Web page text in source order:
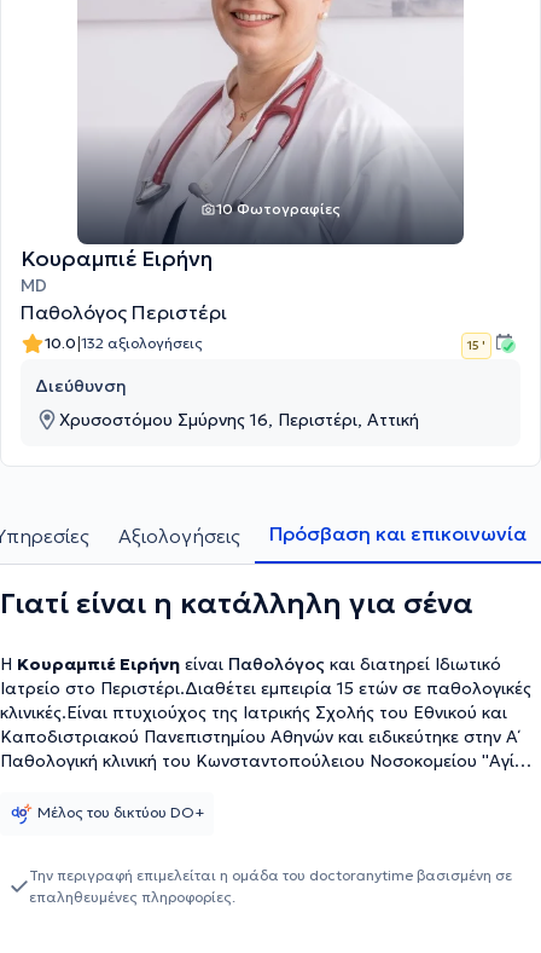
10 Φωτογραφίες
Κουραμπιέ Ειρήνη
MD
Παθολόγος Περιστέρι
10.0|132 αξιολογήσεις 15 '
Διεύθυνση
Χρυσοστόμου Σμύρνης 16, Περιστέρι, Αττική
Αξιολογήσεις Πρόσβαση και επικοινωνία
Γιατί είναι η κατάλληλη για σένα
Η Κουραμπιέ Ειρήνη είναι Παθολόγος και διατηρεί Ιδιωτικό
Ιατρείο στο Περιστέρι.Διαθέτει εμπειρία 15 ετών σε παθολογικές
κλινικές.Είναι πτυχιούχος της Ιατρικής Σχολής του Εθνικού και
Καποδιστριακού Πανεπιστημίου Αθηνών και ειδικεύτηκε στην Α΄
Παθολογική κλινική του Κωνσταντοπούλειου Νοσοκομείου ''Αγία
Παθολογίας το 2017 και εργάστηκε για 2 χρόνια ως Επιμελήτρια
Πολυδύναμης Νοσηλευτικής Μονάδας Ψυχικής Υγείας Αττικής.Έχει
πολυετή εμπειρία στη διαχείριση χρόνιων νοσημάτων,όπως η
Μέλος του δικτύου DO+
Την περιγραφή επιμελείται η ομάδα του doctoranytime βασισμένη σε
επαληθευμένες πληροφορίες.